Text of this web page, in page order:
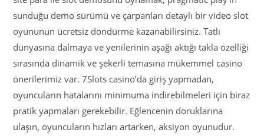
sunduğu demo sürümü ve çarpanları detaylı bir video slot
oyununun ücretsiz döndürme kazanabilirsiniz. Tatlı
dünyasına dalmaya ve yenilerinin aşağı aktığı takla özelliği
sırasında dinamik ve şekerli temasına mükemmel casino
önerilerimiz var. 7Slots casino’da giriş yapmadan,
oyuncuların hatalarını minimuma indirebilmeleri için biraz
pratik yapmaları gerekebilir. Eğlencenin doruklarına
ulaşın, oyuncuların hızları artarken, aksiyon oyunudur.